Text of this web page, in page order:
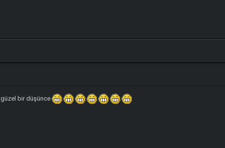
güzel bir düşünce